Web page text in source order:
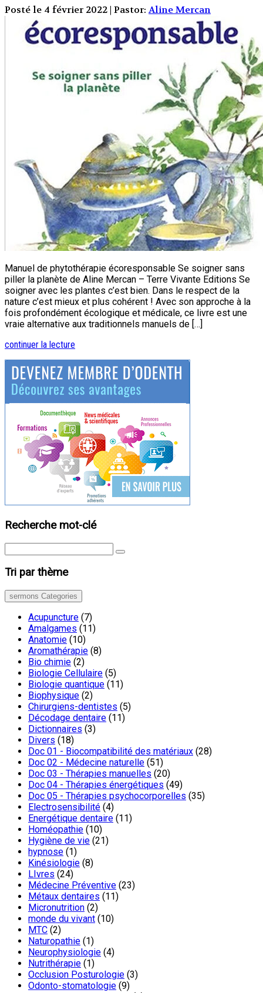
Posté le 4 février 2022 | Pastor:Aline Mercan
Manuel de phytothérapie écoresponsable Se soigner sans
piller la planète de Aline Mercan – Terre Vivante Editions Se
soigner avec les plantes c’est bien. Dans le respect de la
nature c’est mieux et plus cohérent ! Avec son approche à la
fois profondément écologique et médicale, ce livre est une
vraie alternative aux traditionnels manuels de […]
continuer la lecture
Recherche mot-clé
Tri par thème
sermons Categories
Acupuncture (7)
Amalgames (11)
Anatomie (10)
Aromathérapie (8)
Bio chimie (2)
Biologie Cellulaire (5)
Biologie quantique (11)
Biophysique (2)
Chirurgiens-dentistes (5)
Décodage dentaire (11)
Dictionnaires (3)
Divers (18)
Doc 01 - Biocompatibilité des matériaux (28)
Doc 02 - Médecine naturelle (51)
Doc 03 - Thérapies manuelles (20)
Doc 04 - Thérapies énergétiques (49)
Doc 05 - Thérapies psychocorporelles (35)
Electrosensibilité (4)
Energétique dentaire (11)
Homéopathie (10)
Hygiène de vie (21)
hypnose (1)
Kinésiologie (8)
LIvres (24)
Médecine Préventive (23)
Métaux dentaires (11)
Micronutrition (2)
monde du vivant (10)
MTC (2)
Naturopathie (1)
Neurophysiologie (4)
Nutrithérapie (1)
Occlusion Posturologie (3)
Odonto-stomatologie (9)